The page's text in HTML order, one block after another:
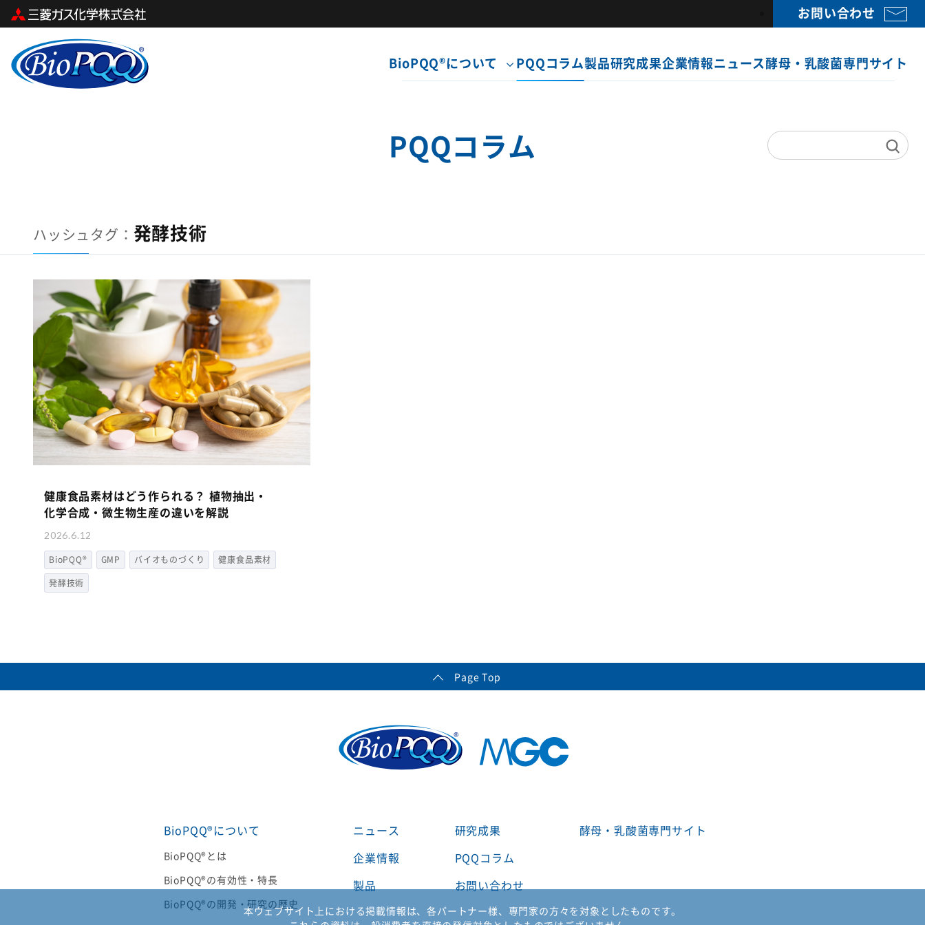
Skip
to
content
BioPQQ®について PQQコラム製品研究成果企業情報ニュース酵母・乳酸菌専門サイト
お問い合わせ
PQQコラム
ハッシュタグ： 発酵技術
健康食品素材はどう作られる？ 植物抽出・
化学合成・微生物生産の違いを解説
2026.6.12
BioPQQ® GMP バイオものづくり
健康食品素材
発酵技術
Page Top
BioPQQ®について
BioPQQ®とは
BioPQQ®の有効性・特長
BioPQQ®の開発・研究の歴史
ニュース
企業情報
製品
研究成果
PQQコラム
お問い合わせ
酵母・乳酸菌専門サイト
本ウェブサイト上における掲載情報は、各パートナー様、 専門家の方々を対象としたものです。